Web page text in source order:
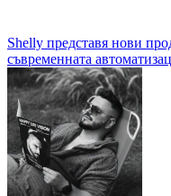
Навигация
Shelly представя нови
съвременната